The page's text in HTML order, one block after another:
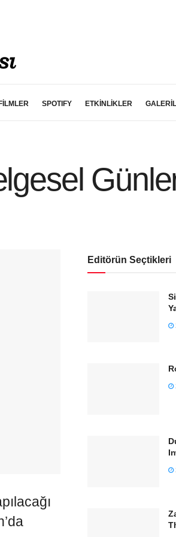
SPOTIFY ETKİNLİKLER
Editörün Seçtikleri